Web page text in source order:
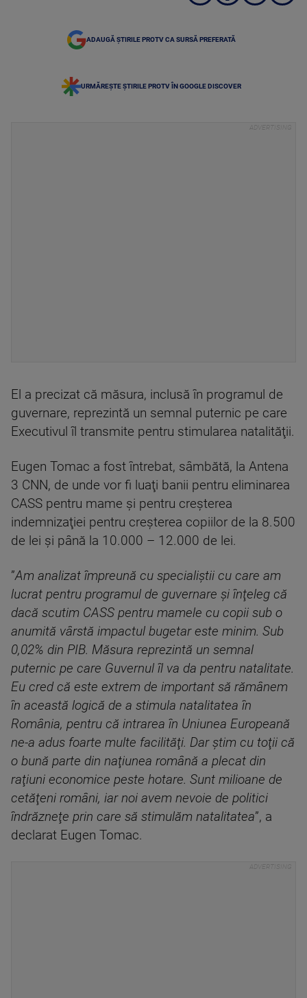
ADAUGĂ ȘTIRILE PROTV CA SURSĂ PREFERATĂ
URMĂREȘTE ȘTIRILE PROTV ÎN GOOGLE DISCOVER
El a precizat că măsura, inclusă în programul de
guvernare, reprezintă un semnal puternic pe care
Executivul îl transmite pentru stimularea natalităţii.
Eugen Tomac a fost întrebat, sâmbătă, la Antena
3 CNN, de unde vor fi luaţi banii pentru eliminarea
CASS pentru mame şi pentru creşterea
indemnizaţiei pentru creşterea copiilor de la 8.500
de lei şi până la 10.000 – 12.000 de lei.
”Am analizat împreună cu specialiştii cu care am
lucrat pentru programul de guvernare şi înţeleg că
dacă scutim CASS pentru mamele cu copii sub o
anumită vârstă impactul bugetar este minim. Sub
0,02% din PIB. Măsura reprezintă un semnal
puternic pe care Guvernul îl va da pentru natalitate.
Eu cred că este extrem de important să rămânem
în această logică de a stimula natalitatea în
România, pentru că intrarea în Uniunea Europeană
ne-a adus foarte multe facilităţi. Dar ştim cu toţii că
o bună parte din naţiunea română a plecat din
raţiuni economice peste hotare. Sunt milioane de
cetăţeni români, iar noi avem nevoie de politici
îndrăzneţe prin care să stimulăm natalitatea”, a
declarat Eugen Tomac.